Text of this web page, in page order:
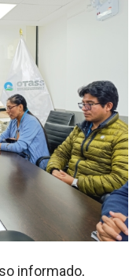
informado,